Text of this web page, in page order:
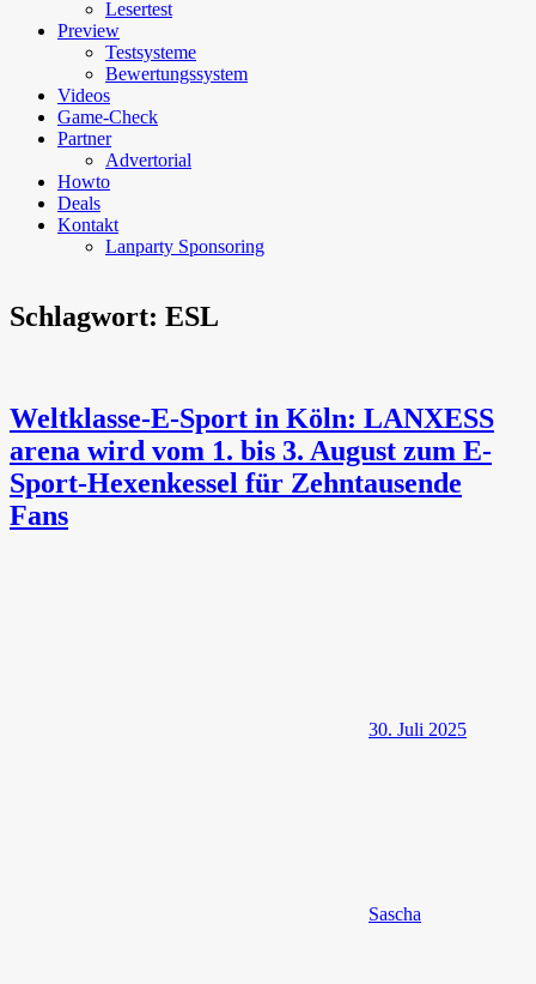
Lesertest
Preview
Testsysteme
Bewertungssystem
Videos
Game-Check
Partner
Advertorial
Howto
Deals
Kontakt
Lanparty Sponsoring
Schlagwort: ESL
Weltklasse-E-Sport in Köln: LANXESS
arena wird vom 1. bis 3. August zum E-
Sport-Hexenkessel für Zehntausende
Fans
30. Juli 2025
Sascha